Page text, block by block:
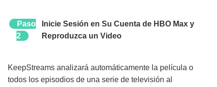
Paso
2
Inicie Sesión en Su Cuenta de HBO Max y
Reproduzca un Video
KeepStreams analizará automáticamente la película o
todos los episodios de una serie de televisión al